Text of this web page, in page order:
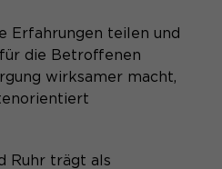
Erfahrungen teilen und
die Betroffenen
wirksamer macht,
Ruhr trägt als